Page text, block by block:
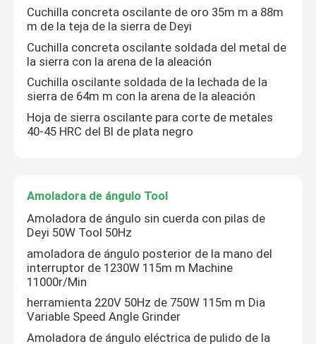
Diamond Saw Blade
Diamond Drill Core Bit
rueda de la taza del diamante
Diamond Router Bit
Diamond Engraving Bit
Hoja de sierra oscilante
Cuchilla concreta oscilante de oro 35m m a 88m
m de la teja de la sierra de Deyi
Cuchilla concreta oscilante soldada del metal de
la sierra con la arena de la aleación
Cuchilla oscilante soldada de la lechada de la
sierra de 64m m con la arena de la aleación
Hoja de sierra oscilante para corte de metales
40-45 HRC del BI de plata negro
Amoladora de ángulo Tool
Amoladora de ángulo sin cuerda con pilas de
Deyi 50W Tool 50Hz
amoladora de ángulo posterior de la mano del
interruptor de 1230W 115m m Machine
11000r/Min
herramienta 220V 50Hz de 750W 115m m Dia
Variable Speed Angle Grinder
Amoladora de ángulo eléctrica de pulido de la